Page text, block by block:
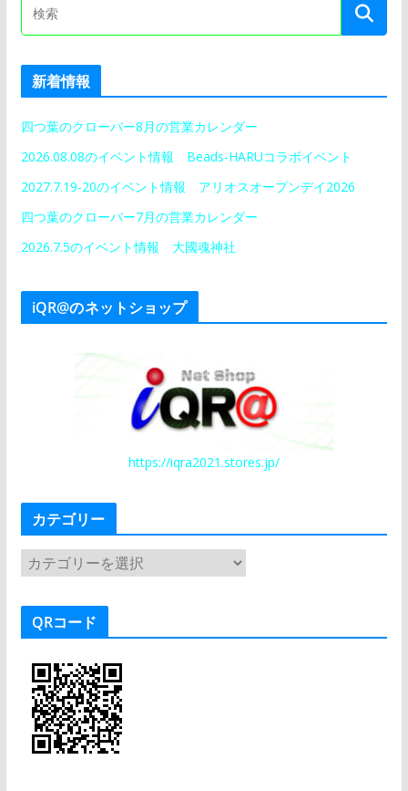
新着情報
四つ葉のクローバー8月の営業カレンダー
2026.08.08のイベント情報 Beads-HARUコラボイベント
2027.7.19-20のイベント情報 アリオスオープンデイ2026
四つ葉のクローバー7月の営業カレンダー
2026.7.5のイベント情報 大國魂神社
iQR@のネットショップ
https://iqra2021.stores.jp/
カテゴリー
カ
テ
ゴ
QRコード